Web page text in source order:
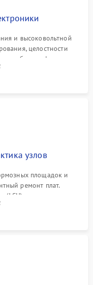
и высоковольтной
целостности
флажков и
бумаги).
узлов
площадок и
ремонт плат.
зеркал и тракта
и бумажной пыли.